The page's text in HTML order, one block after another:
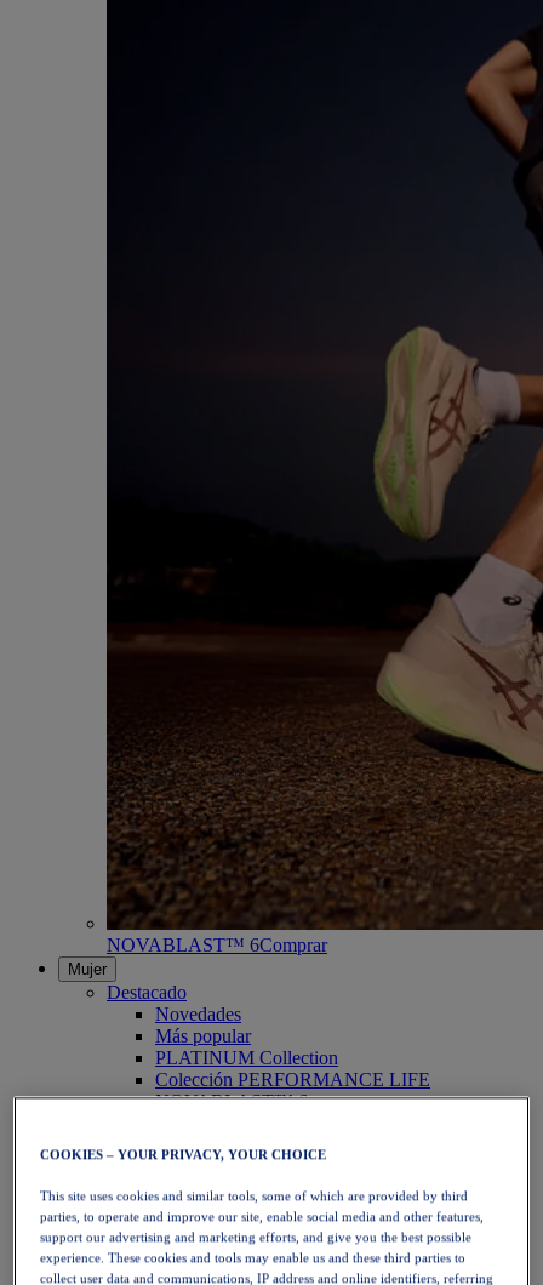
NOVABLAST™ 6Comprar
Mujer
Destacado
Novedades
Más popular
PLATINUM Collection
Colección PERFORMANCE LIFE
NOVABLAST™ 6
Running
Trail Running
Tenis
Voleibol
Balonmano
Pádel
Netball
COOKIES – YOUR PRIVACY, YOUR CHOICE
This site uses cookies and similar tools, some of which are provided by third
parties, to operate and improve our site, enable social media and other features,
support our advertising and marketing efforts, and give you the best possible
experience. These cookies and tools may enable us and these third parties to
collect user data and communications, IP address and online identifiers, referring